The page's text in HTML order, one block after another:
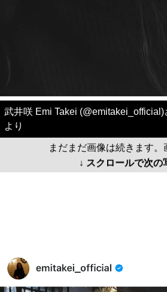
武井咲 Emi Takei
より
まだまだ画像は続きます。
↓ スクロールで次の